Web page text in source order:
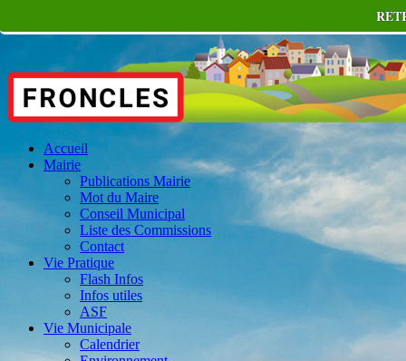
Accueil
Mairie
Publications Mairie
Mot du Maire
Conseil Municipal
Liste des Commissions
Contact
Vie Pratique
Flash Infos
Infos utiles
ASF
Vie Municipale
Calendrier